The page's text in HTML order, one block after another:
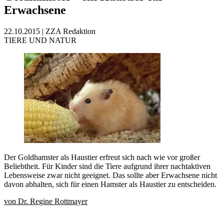
Erwachsene
22.10.2015 | ZZA Redaktion
TIERE UND NATUR
Der Goldhamster als Haustier erfreut sich nach wie vor großer
Beliebtheit. Für Kinder sind die Tiere aufgrund ihrer nachtaktiven
Lebensweise zwar nicht geeignet. Das sollte aber Erwachsene nicht
davon abhalten, sich für einen Hamster als Haustier zu entscheiden.
von Dr. Regine Rottmayer